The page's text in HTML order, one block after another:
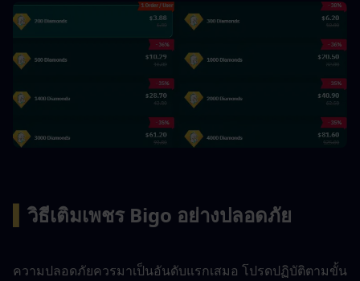
วิธีเติมเพชร Bigo อย่างปลอดภัย
ความปลอดภัยควรมาเป็นอันดับแรกเสมอ โปรดปฏิบัติตามขั้น